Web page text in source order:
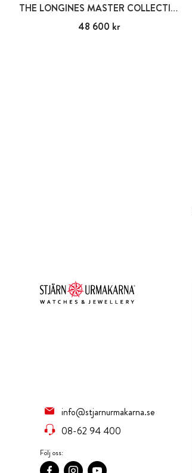
THE LONGINES MASTER COLLECTION
Pris:48 600 kr
48 600 kr
info@stjarnurmakarna.se
08-62 94 400
Följ oss: